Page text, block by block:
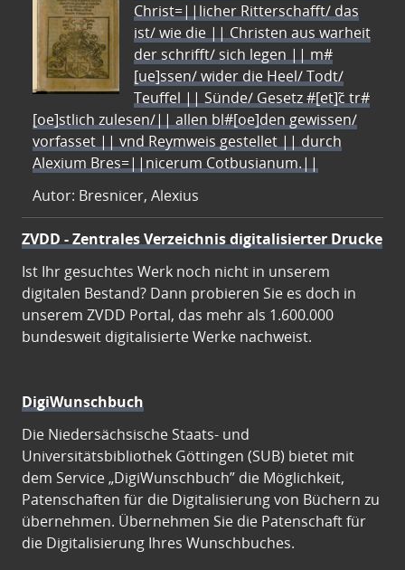
Christ=||licher Ritterschafft/ das
ist/ wie die || Christen aus warheit
der schrifft/ sich legen || m#
[ue]ssen/ wider die Heel/ Todt/
Teuffel || Sünde/ Gesetz #[et]c̃ tr#
[oe]stlich zulesen/|| allen bl#[oe]den gewissen/
vorfasset || vnd Reymweis gestellet || durch
Alexium Bres=||nicerum Cotbusianum.||
Autor: Bresnicer, Alexius
ZVDD - Zentrales Verzeichnis digitalisierter Drucke
Ist Ihr gesuchtes Werk noch nicht in unserem
digitalen Bestand? Dann probieren Sie es doch in
unserem ZVDD Portal, das mehr als 1.600.000
bundesweit digitalisierte Werke nachweist.
DigiWunschbuch
Die Niedersächsische Staats- und
Universitätsbibliothek Göttingen (SUB) bietet mit
dem Service „DigiWunschbuch” die Möglichkeit,
Patenschaften für die Digitalisierung von Büchern zu
übernehmen. Übernehmen Sie die Patenschaft für
die Digitalisierung Ihres Wunschbuches.